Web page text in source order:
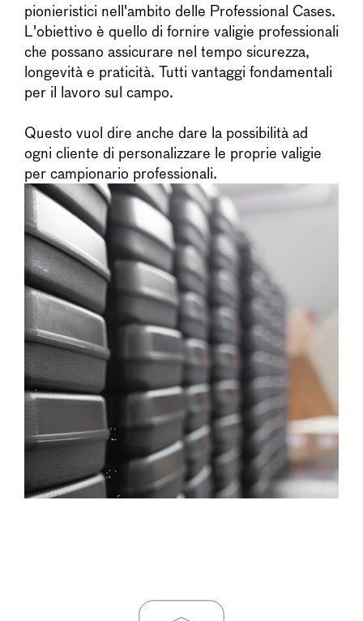
pionieristici nell'ambito delle Professional Cases.
L'obiettivo è quello di fornire valigie professionali
che possano assicurare nel tempo sicurezza,
longevità e praticità. Tutti vantaggi fondamentali
per il lavoro sul campo.
Questo vuol dire anche dare la possibilità ad
ogni cliente di personalizzare le proprie valigie
per campionario professionali.